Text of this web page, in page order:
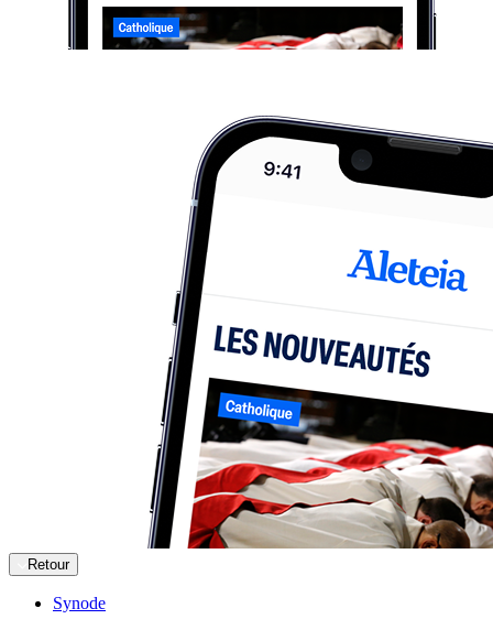
Retour
Synode